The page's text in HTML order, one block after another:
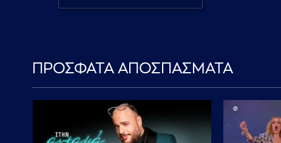
ΠΡΟΣΦΑΤΑ ΑΠΟΣΠΑΣΜΑΤΑ